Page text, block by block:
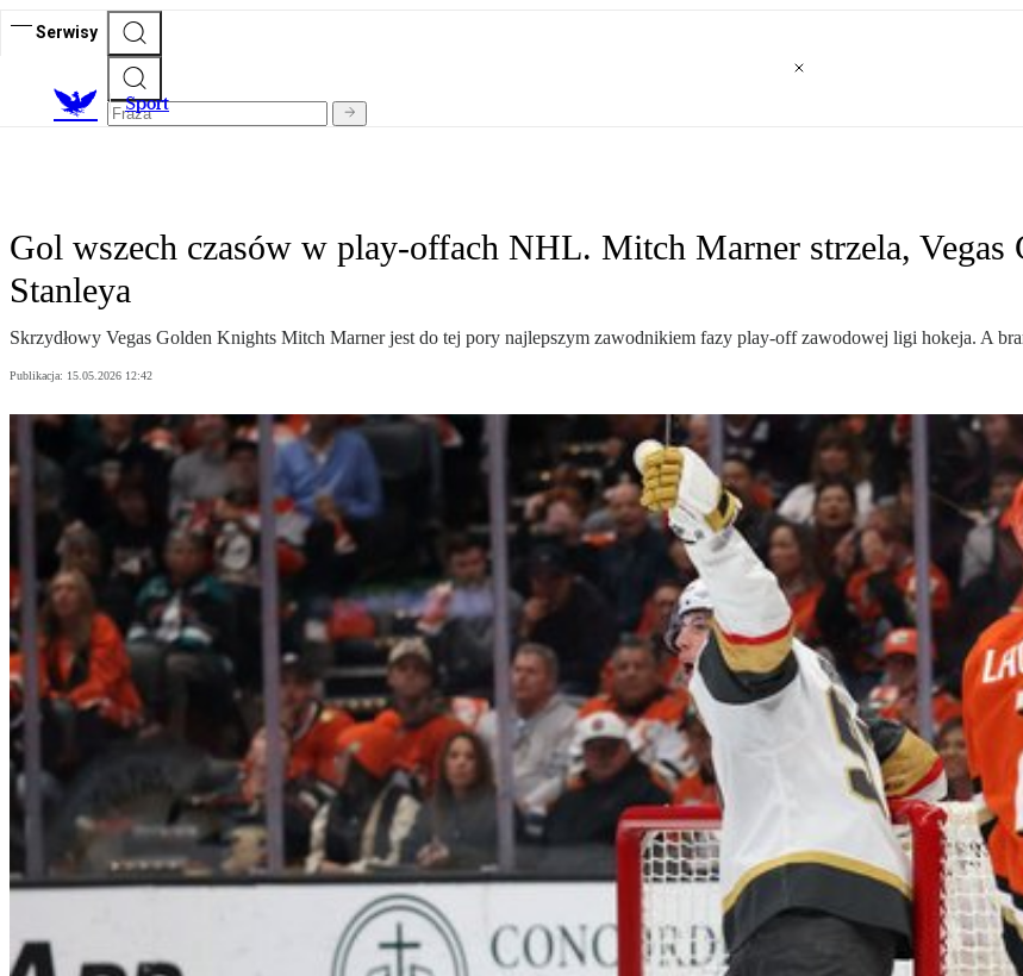
Serwisy
Sport
Gol wszech czasów w play-offach NHL. Mitch Marner strzela, Vegas
Stanleya
Skrzydłowy Vegas Golden Knights Mitch Marner jest do tej pory najlepszym zawodnikiem fazy play-off zawodowej ligi hokeja. A
Publikacja: 15.05.2026 12:42